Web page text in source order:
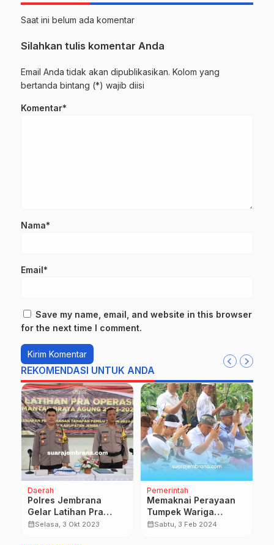
Saat ini belum ada komentar
Silahkan tulis komentar Anda
Email Anda tidak akan dipublikasikan. Kolom yang
bertanda bintang (*) wajib diisi
Komentar*
Nama*
Email*
Save my name, email, and website in this browser
for the next time I comment.
REKOMENDASI UNTUK ANDA
Daerah
Polres Jembrana
Gelar Latihan Pra
Operasi Mantap Brata
calendar_monthSelasa, 3 Okt 2023
Pemerintah
Memaknai Perayaan
Tumpek Wariga
Wujudkan Terima
calendar_monthSabtu, 3 Feb 2024